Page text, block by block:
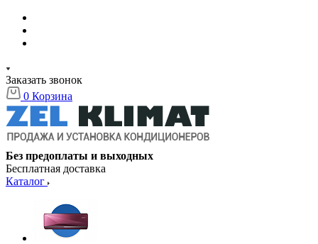
Заказать звонок
0 Корзина
Без предоплаты и выходных
Бесплатная доставка
Каталог